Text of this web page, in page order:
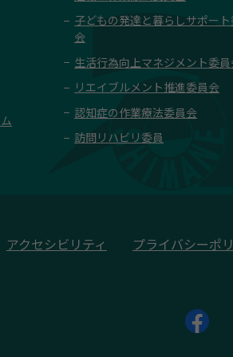
子どもの発達と暮らしサポート
会
生活行為向上マネジメント委
リエイブルメント推進委員会
認知症の作業療法委員会
訪問リハビリ委員
アクセシビリティ プライバシーポ